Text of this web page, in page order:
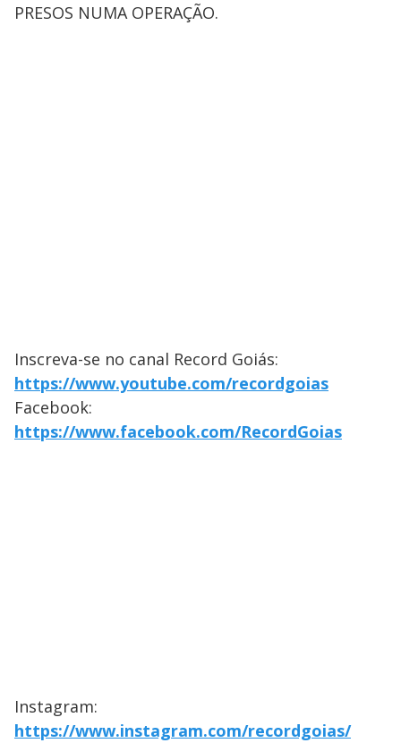
PRESOS NUMA OPERAÇÃO.
Inscreva-se no canal Record Goiás:
https://www.youtube.com/recordgoias
Facebook:
https://www.facebook.com/RecordGoias
Instagram:
https://www.instagram.com/recordgoias/